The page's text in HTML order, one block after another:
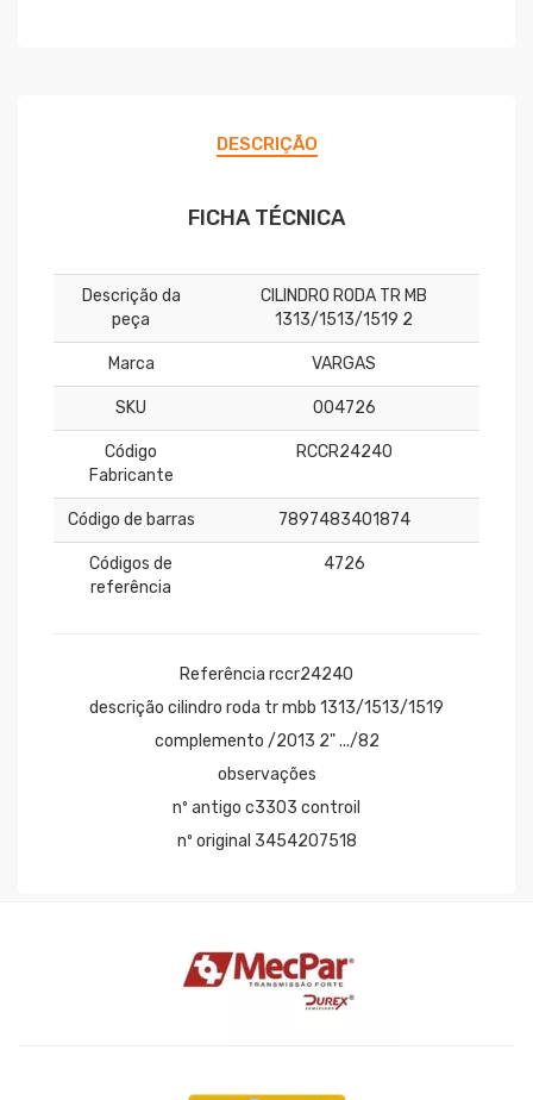
DESCRIÇÃO
FICHA TÉCNICA
Descrição da
peça
CILINDRO RODA TR MB
1313/1513/1519 2
Marca VARGAS
SKU 004726
Código
Fabricante
RCCR24240
Código de barras 7897483401874
Códigos de
referência
4726
Referência rccr24240
descrição cilindro roda tr mbb 1313/1513/1519
complemento /2013 2" .../82
observações
nº antigo c3303 controil
nº original 3454207518